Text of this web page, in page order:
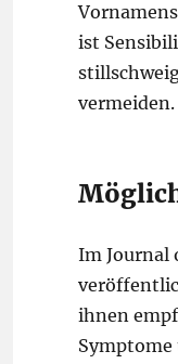
ist
vermeiden.
Im Journal
ihnen